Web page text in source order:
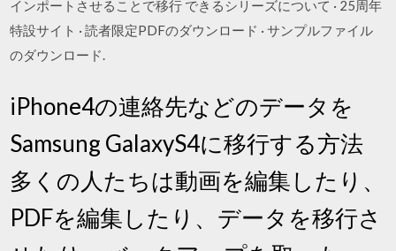
インポートさせることで移行 できるシリーズについて · 25周年
特設サイト · 読者限定PDFのダウンロード · サンプルファイル
のダウンロード.
iPhone4の連絡先などのデータを
Samsung GalaxyS4に移行する方法
多くの人たちは動画を編集したり、
PDFを編集したり、データを移行さ